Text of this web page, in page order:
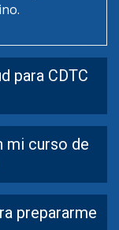
para CDTC
mi curso de
prepararme